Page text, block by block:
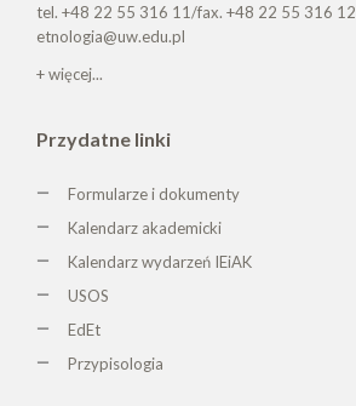
tel. +48 22 55 316 11/fax. +48 22 55 316 12
etnologia@uw.edu.pl
+ więcej...
Przydatne linki
Formularze i dokumenty
Kalendarz akademicki
Kalendarz wydarzeń IEiAK
USOS
EdEt
Przypisologia